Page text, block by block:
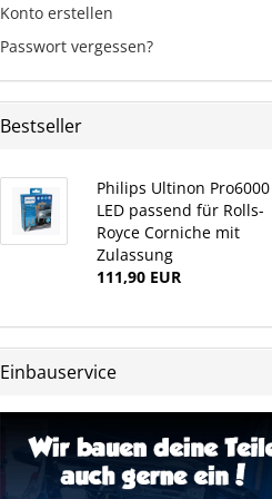
Konto erstellen
Passwort vergessen?
Bestseller
Philips Ultinon
LED passend für Rolls-
Royce Corniche mit
Zulassung
111,90 EUR
Einbauservice